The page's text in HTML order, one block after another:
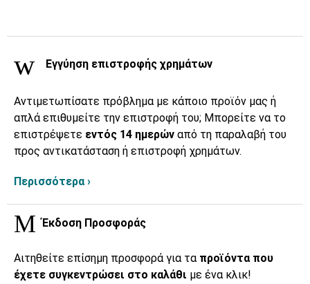
Εγγύηση επιστροφής χρημάτων
Αντιμετωπίσατε πρόβλημα με κάποιο προϊόν μας ή
απλά επιθυμείτε την επιστροφή του; Μπορείτε να το
επιστρέψετε εντός 14 ημερών από τη παραλαβή του
προς αντικατάσταση ή επιστροφή χρημάτων.
Περισσότερα ›
Έκδοση Προσφοράς
Αιτηθείτε επίσημη προσφορά για τα προϊόντα που
έχετε συγκεντρώσει στο καλάθι με ένα κλικ!